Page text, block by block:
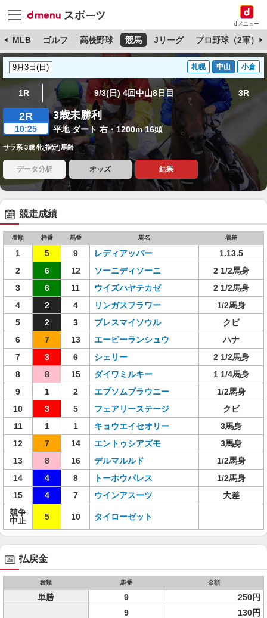
dメニュー
MLB ゴルフ 高校野球 競馬 Jリーグ プロ野球（2軍）
札幌 中山 小倉
1R 9/3(日) 4回中山8日目 3R
2R
10:25
3歳未勝利
平地 ダート 右・1200m 16頭
サラ系 3歳 牝[指定]馬齢
データ分析 オッズ 結果
競走成績
着順 枠番 馬番 馬名 着差
1 5 9 レディアッパー
1.13.5
2
6 12 ソーニディソーニ
2 1/2馬身
3
6 11 ウイズハヤテカゼ
2 1/2馬身
4
2 4 リンガスフラワー
1/2馬身
5
2 3 ブレスマイソウル
クビ
6
7 13 エーピーランシュウ
ハナ
7
3 6 シェリー
2 1/2馬身
8
8 15 ダイワミルキー
1 1/4馬身
9
1 2 エプソムブラウニー
1/2馬身
10
3 5 フェアリーステージ
クビ
11
1 1 キョウエイセオリー
3馬身
12
7 14 エントゥシアズモ
3馬身
13
8 16 デルマルルド
1/2馬身
14
4 8 トーホウパレス
1/2馬身
15
4 7 ウインアスーツ
大差
競争
中止
5 10 タイローゼット
払戻金
種類 馬番 金額
単勝 9 250円
9
130円